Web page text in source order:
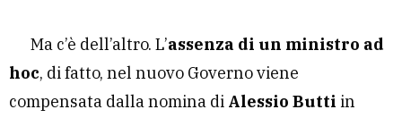
Ma c’è dell’altro. L’assenza di un ministro ad
hoc, di fatto, nel nuovo Governo viene
compensata dalla nomina di Alessio Butti in